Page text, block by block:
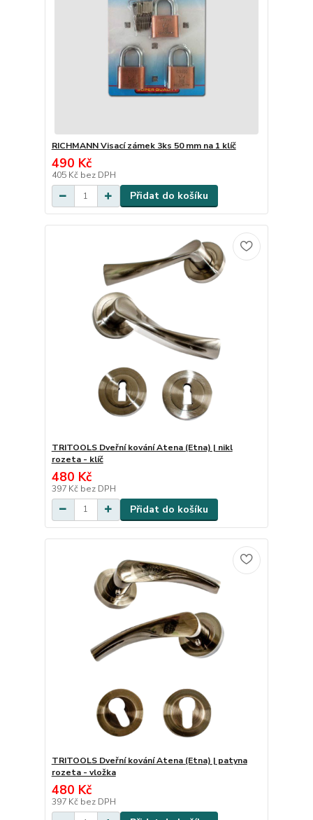
RICHMANN Visací zámek 3ks 50 mm na 1 klíč
490 Kč
405 Kč bez DPH
Přidat do košíku
TRITOOLS Dveřní kování Atena (Etna) | nikl
rozeta - klíč
480 Kč
397 Kč bez DPH
Přidat do košíku
TRITOOLS Dveřní kování Atena (Etna) | patyna
rozeta - vložka
480 Kč
397 Kč bez DPH